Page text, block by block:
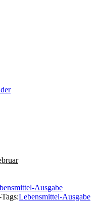
Ausgabe
Lebensmittel-Ausgabe